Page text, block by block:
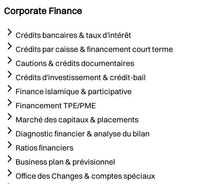
Corporate Finance
Crédits bancaires & taux d'intérêt
Crédits par caisse & financement court terme
Cautions & crédits documentaires
Crédits d'investissement & crédit-bail
Finance islamique & participative
Financement TPE/PME
Marché des capitaux & placements
Diagnostic financier & analyse du bilan
Ratios financiers
Business plan & prévisionnel
Office des Changes & comptes spéciaux